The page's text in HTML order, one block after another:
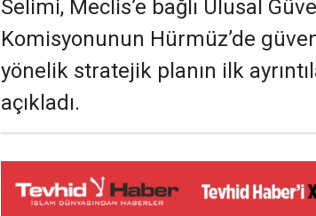
Selimi, Meclis’e bağlı Ulusal
Komisyonunun Hürmüz’de
yönelik stratejik planın ilk
açıkladı.